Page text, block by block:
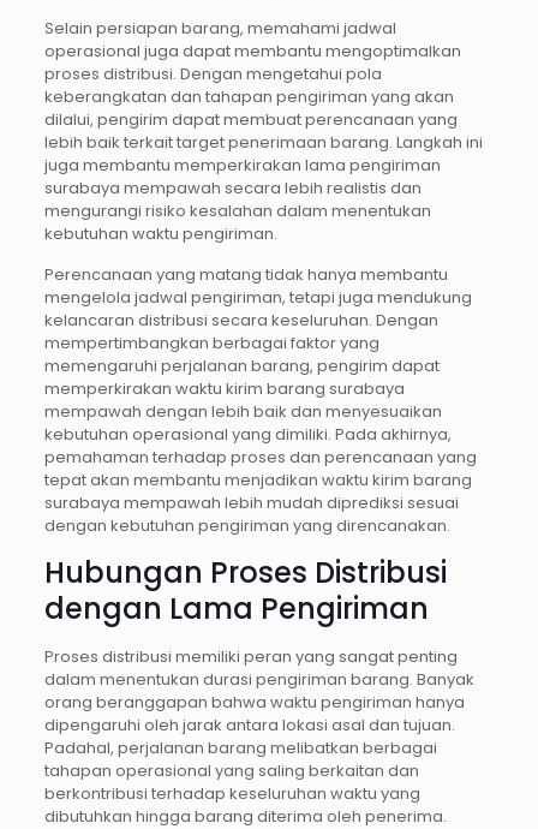
Selain persiapan barang, memahami jadwal
operasional juga dapat membantu mengoptimalkan
proses distribusi. Dengan mengetahui pola
keberangkatan dan tahapan pengiriman yang akan
dilalui, pengirim dapat membuat perencanaan yang
lebih baik terkait target penerimaan barang. Langkah ini
juga membantu memperkirakan lama pengiriman
surabaya mempawah secara lebih realistis dan
mengurangi risiko kesalahan dalam menentukan
kebutuhan waktu pengiriman.
Perencanaan yang matang tidak hanya membantu
mengelola jadwal pengiriman, tetapi juga mendukung
kelancaran distribusi secara keseluruhan. Dengan
mempertimbangkan berbagai faktor yang
memengaruhi perjalanan barang, pengirim dapat
memperkirakan waktu kirim barang surabaya
mempawah dengan lebih baik dan menyesuaikan
kebutuhan operasional yang dimiliki. Pada akhirnya,
pemahaman terhadap proses dan perencanaan yang
tepat akan membantu menjadikan waktu kirim barang
surabaya mempawah lebih mudah diprediksi sesuai
dengan kebutuhan pengiriman yang direncanakan.
Hubungan Proses Distribusi
dengan Lama Pengiriman
Proses distribusi memiliki peran yang sangat penting
dalam menentukan durasi pengiriman barang. Banyak
orang beranggapan bahwa waktu pengiriman hanya
dipengaruhi oleh jarak antara lokasi asal dan tujuan.
Padahal, perjalanan barang melibatkan berbagai
tahapan operasional yang saling berkaitan dan
berkontribusi terhadap keseluruhan waktu yang
dibutuhkan hingga barang diterima oleh penerima.